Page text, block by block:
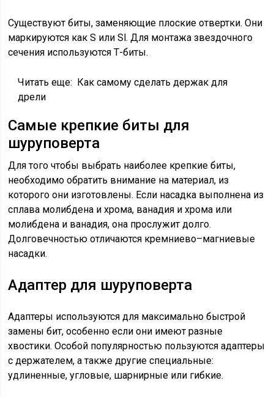
Существуют биты, заменяющие плоские отвертки. Они
маркируются как S или Sl. Для монтажа звездочного
сечения используются Т-биты.
Читать еще: Как самому сделать держак для
дрели
Самые крепкие биты для
шуруповерта
Для того чтобы выбрать наиболее крепкие биты,
необходимо обратить внимание на материал, из
которого они изготовлены. Если насадка выполнена из
сплава молибдена и хрома, ванадия и хрома или
молибдена и ванадия, она прослужит долго.
Долговечностью отличаются кремниево–магниевые
насадки.
Адаптер для шуруповерта
Адаптеры используются для максимально быстрой
замены бит, особенно если они имеют разные
хвостики. Особой популярностью пользуются адаптеры
с держателем, а также другие специальные:
удлиненные, угловые, шарнирные или гибкие.